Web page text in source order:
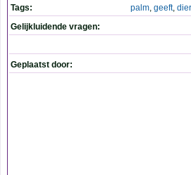
Tags:
palm, geeft, dier
Gelijkluidende vragen:
Geplaatst door: